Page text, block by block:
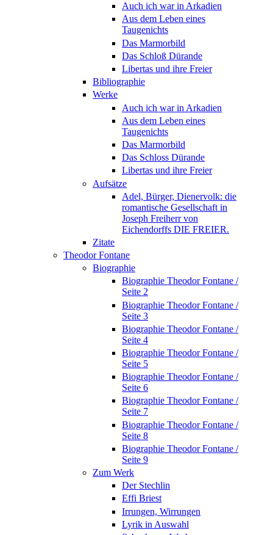
Auch ich war in Arkadien
Aus dem Leben eines
Taugenichts
Das Marmorbild
Das Schloß Dürande
Libertas und ihre Freier
Bibliographie
Werke
Auch ich war in Arkadien
Aus dem Leben eines
Taugenichts
Das Marmorbild
Das Schloss Dürande
Libertas und ihre Freier
Aufsätze
Adel, Bürger, Dienervolk: die
romantische Gesellschaft in
Joseph Freiherr von
Eichendorffs DIE FREIER.
Zitate
Theodor Fontane
Biographie
Biographie Theodor Fontane /
Seite 2
Biographie Theodor Fontane /
Seite 3
Biographie Theodor Fontane /
Seite 4
Biographie Theodor Fontane /
Seite 5
Biographie Theodor Fontane /
Seite 6
Biographie Theodor Fontane /
Seite 7
Biographie Theodor Fontane /
Seite 8
Biographie Theodor Fontane /
Seite 9
Zum Werk
Der Stechlin
Effi Briest
Irrungen, Wirrungen
Lyrik in Auswahl